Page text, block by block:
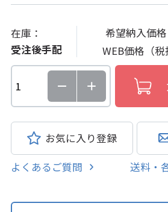
在庫：
受注後手配
希望納入価
WEB価格（
お気に入り登録
よくあるご質問 送料・